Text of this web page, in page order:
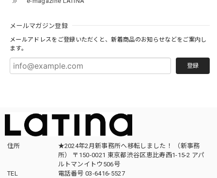
メールマガジン登録
メールアドレスをご登録いただくと、新着商品のお知らせなどをご案内し
ます。
登録
住所
★2024年2月新事務所へ移転しました！ （新事務
所） 〒150-0021 東京都渋谷区恵比寿西1-15-2 アパ
ルトマンイトウ506号
TEL
電話番号 03-6416-5527